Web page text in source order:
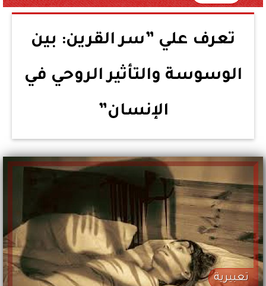
تعرف علي ”سر القرين: بين
الوسوسة والتأثير الروحي في
الإنسان”
تعبيرية